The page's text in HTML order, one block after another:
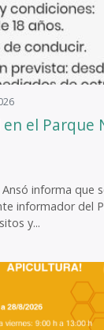
el Parque
informa que
informador del
y...